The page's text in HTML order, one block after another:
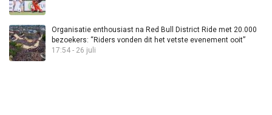
Organisatie enthousiast na Red Bull District Ride met 20.000
bezoekers: “Riders vonden dit het vetste evenement ooit”
17:54 - 26 juli